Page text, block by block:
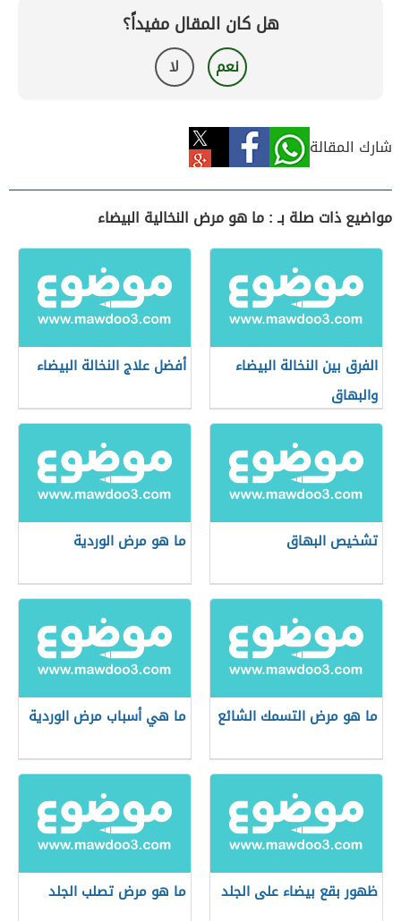
هل كان المقال مفيداً؟
نعم لا
شارك المقالة
مواضيع ذات صلة بـ : ما هو مرض النخالية البيضاء
الفرق بين النخالة البيضاء
والبهاق
أفضل علاج النخالة البيضاء
تشخيص البهاق ما هو مرض الوردية
ما هو مرض التسمك الشائع ما هي أسباب مرض الوردية
ظهور بقع بيضاء على الجلد ما هو مرض تصلب الجلد